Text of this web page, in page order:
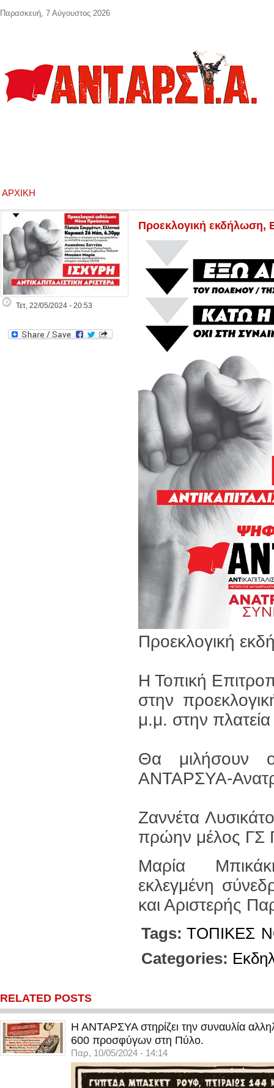
ΑΡΧΙΚΉ
Τετ, 22/05/2024 - 20:53
Προεκλογική εκδήλωση,
Προεκλογική
Η Τοπική
στην
μ.μ. στην
Θα μιλήσουν
ΑΝΤΑΡΣΥΑ-
Ζαννέτα
πρώην μέλος
Μαρία
εκλεγμένη
και Αριστερής
Tags: ΤΟΠΙΚΕΣ
Categories:
RELATED POSTS
Η ΑΝΤΑΡΣΥΑ στηρίζει την συναυλία
600 προσφύγων στη Πύλο.
Παρ, 10/05/2024 - 14:14
Παρασκευή, 7 Αύγουστος 2026